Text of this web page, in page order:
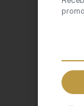
Caderno